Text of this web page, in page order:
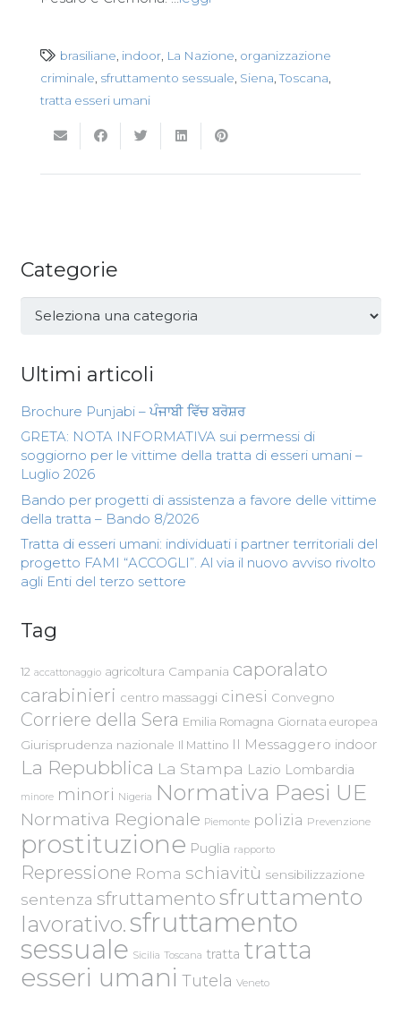
brasiliane indoor La Nazione organizzazione
criminale sfruttamento sessuale Siena ,Toscana
tratta esseri umani
Categorie
Categorie
Ultimi articoli
Brochure Punjabi – ਪੰਜਾਬੀ ਵਿੱਚ ਬਰੋਸ਼ਰ
GRETA: NOTA INFORMATIVA sui permessi di
soggiorno per le vittime della tratta di esseri umani –
Luglio 2026
Bando per progetti di assistenza a favore delle vittime
della tratta – Bando 8/2026
Tratta di esseri umani: individuati i partner territoriali del
progetto FAMI “ACCOGLI”. Al via il nuovo avviso rivolto
agli Enti del terzo settore
Tag
12 accattonaggio agricoltura Campania caporalato
carabinieri centro massaggi cinesi Convegno
Corriere della Sera Emilia Romagna Giornata europea
Giurisprudenza nazionale Il Mattino Il Messaggero indoor
La Repubblica La Stampa Lazio Lombardia
minore minori Nigeria Normativa Paesi UE
Normativa Regionale Piemonte polizia Prevenzione
prostituzione Puglia rapporto
Repressione Roma schiavitù sensibilizzazione
sentenza sfruttamento sfruttamento
lavorativo.sfruttamento
sessuale Sicilia Toscana tratta tratta
esseri umani Tutela Veneto